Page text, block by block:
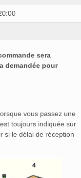
sera
demandée pour
vous passez une
toujours indiquée sur
si le délai de réception